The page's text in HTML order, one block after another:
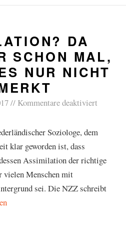
DA
SCHON MAL,
NUR NICHT
Kommentare deaktiviert
Soziologe, dem
klar geworden ist, dass
Assimilation der richtige
vielen Menschen mit
sei. Die NZZ schreibt